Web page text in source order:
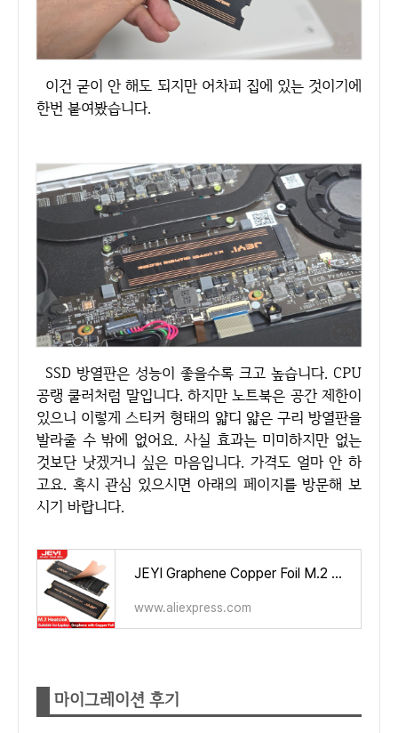
이건 굳이 안 해도 되지만 어차피 집에 있는 것이기에
한번 붙여봤습니다.
SSD 방열판은 성능이 좋을수록 크고 높습니다. CPU
공랭 쿨러처럼 말입니다. 하지만 노트북은 공간 제한이
있으니 이렇게 스티커 형태의 얇디 얇은 구리 방열판을
발라줄 수 밖에 없어요. 사실 효과는 미미하지만 없는
것보단 낫겠거니 싶은 마음입니다. 가격도 얼마 안 하
고요. 혹시 관심 있으시면 아래의 페이지를 방문해 보
시기 바랍니다.
JEYI Graphene Copper Foil M.2 SSD Heatsink, NVMe NGFF 2280 Graphene Cooler SSD Radiator for Laptop PC PS5 2280 Drive 2-Pack - Al
www.aliexpress.com
마이그레이션 후기